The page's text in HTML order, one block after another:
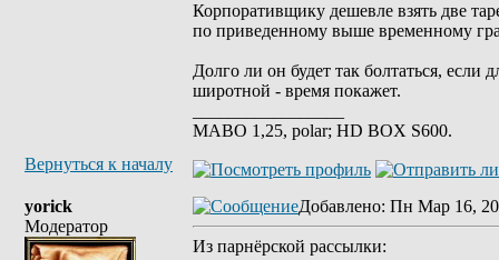
Корпоративщику дешевле взять две
по приведенному выше временному
Долго ли он будет так болтаться, если
широтной - время покажет.
MABO 1,25, polar; HD BOX S600.
Вернуться к началу
yorick
Модератор
Добавлено: Пн Мар 16,
Из парнёрской рассылки: